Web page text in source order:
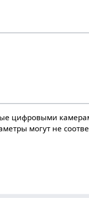
цифровыми
могут не